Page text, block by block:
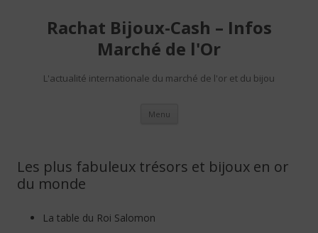
Rachat Bijoux-Cash – Infos
Marché de l'Or
L'actualité internationale du marché de l'or et du bijou
Menu
Les plus fabuleux trésors et bijoux en or
du monde
La table du Roi Salomon